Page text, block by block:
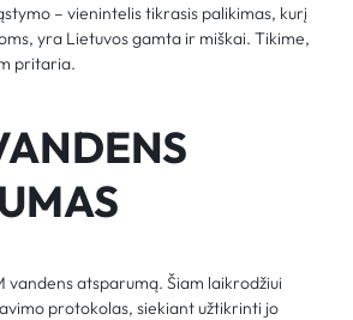
– vienintelis tikrasis palikimas, kurį
yra Lietuvos gamta ir miškai. Tikime,
pritaria.
vandens atsparumą. Šiam laikrodžiui
protokolas, siekiant užtikrinti jo